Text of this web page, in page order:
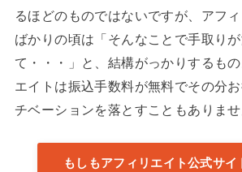
るほどのものではないですが、アフ
ばかりの頃は「そんなことで手取り
て・・・」と、結構がっかりするも
エイトは振込手数料が無料でその分
チベーションを落とすこともありませ
もしもアフィリエイト公式サイ